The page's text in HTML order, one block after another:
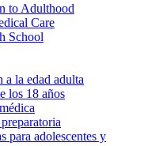
to Adulthood
Care
School
la edad adulta
los 18 años
para adolescentes y